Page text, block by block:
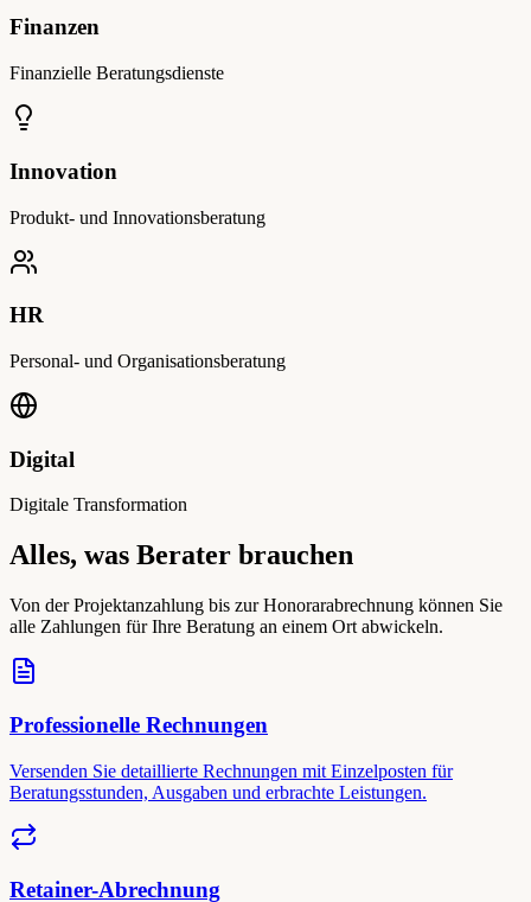
Finanzen
Finanzielle Beratungsdienste
Innovation
Produkt- und Innovationsberatung
HR
Personal- und Organisationsberatung
Digital
Digitale Transformation
Alles, was Berater brauchen
Von der Projektanzahlung bis zur Honorarabrechnung können Sie
alle Zahlungen für Ihre Beratung an einem Ort abwickeln.
Professionelle Rechnungen
Versenden Sie detaillierte Rechnungen mit Einzelposten für
Beratungsstunden, Ausgaben und erbrachte Leistungen.
Retainer-Abrechnung